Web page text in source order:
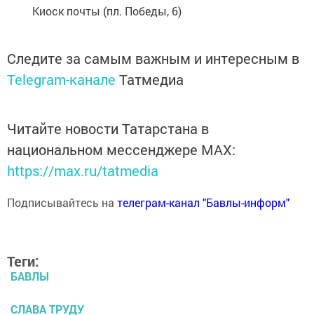
Киоск почты (пл. Победы, 6)
Следите за самым важным и интересным в
Telegram-канале Татмедиа
Читайте новости Татарстана в
национальном мессенджере MАХ:
https://max.ru/tatmedia
Подписывайтесь на телеграм-канал "Бавлы-информ"
Теги:
БАВЛЫ
СЛАВА ТРУДУ